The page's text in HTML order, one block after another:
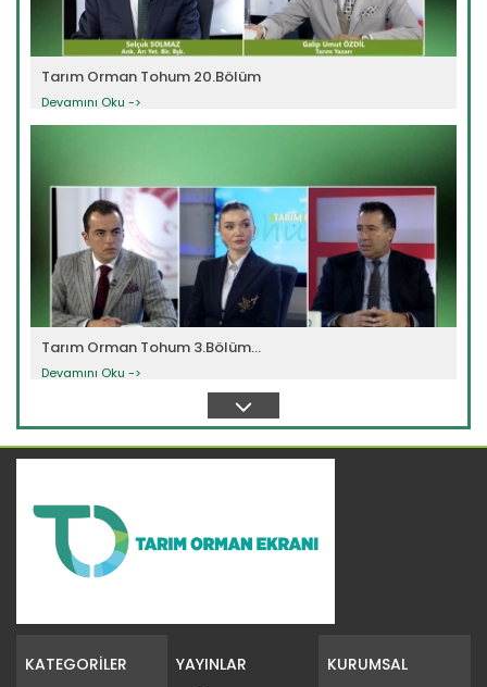
Tarım Orman Tohum 20.Bölüm
Devamını Oku ->
Tarım Orman Tohum 3.Bölüm...
Devamını Oku ->
KATEGORİLER YAYINLAR KURUMSAL